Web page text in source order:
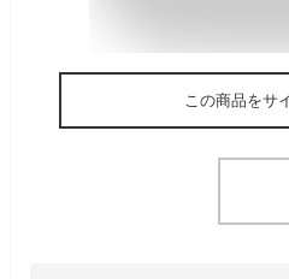
この商品をサ